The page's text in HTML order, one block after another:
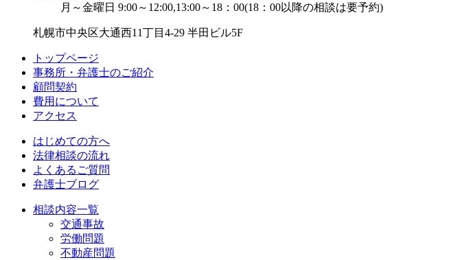
月～金曜日 9:00～12:00,13:00～18：00(18：00以降の相談は要予約)
札幌市中央区大通西11丁目4-29 半田ビル5F
トップページ
事務所・弁護士のご紹介
顧問契約
費用について
アクセス
はじめての方へ
法律相談の流れ
よくあるご質問
弁護士ブログ
相談内容一覧
交通事故
労働問題
不動産問題